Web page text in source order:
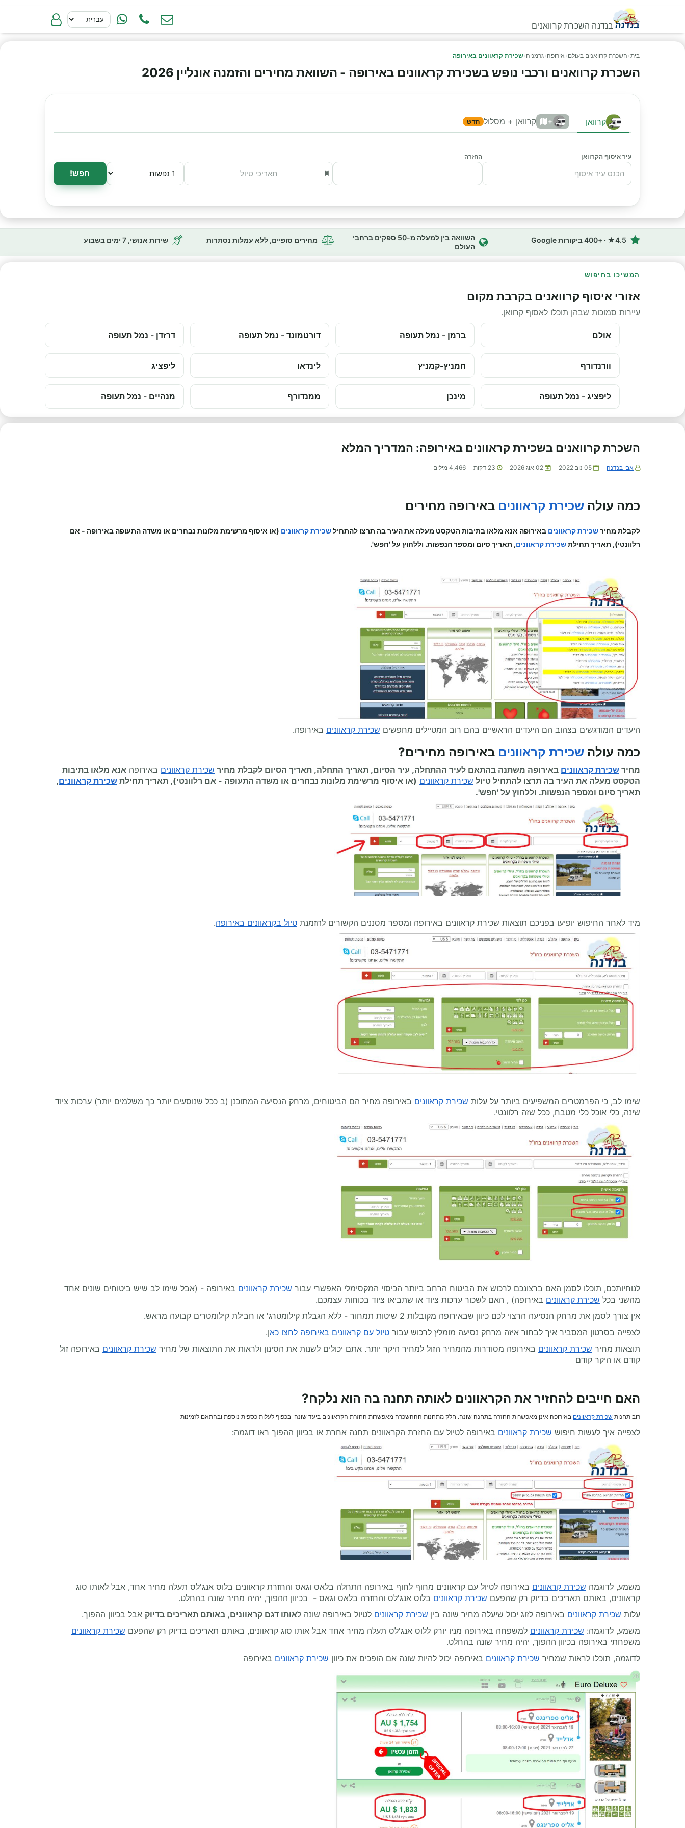
בנדנה השכרת קרוואנים
בית› השכרת קרוואנים בעולם › אירופה ›גרמניה ›שכירת קראוונים באירופה
השכרת קרוואנים ורכבי נופש בשכירת קראוונים באירופה - השוואת מחירים והזמנה אונליין 2026
קרוואן + קרוואן + מסלול חדש
עיר איסוף הקרוואן החזרה
חפש!
4.5★ · +400 ביקורות Google
השוואה בין למעלה מ-50 ספקים ברחבי
העולם
מחירים סופיים, ללא עמלות נסתרות שירות אנושי, 7 ימים בשבוע
המשיכו בחיפוש
אזורי איסוף קרוואנים בקרבת מקום
עיירות סמוכות שבהן תוכלו לאסוף קרוואן.
אולם ברמן - נמל תעופה דורטמונד - נמל תעופה דרזדן - נמל תעופה
וורנדורף חמניץ-קמניץ לינדאו ליפציג
ליפציג - נמל תעופה מינכן ממנדורף מנהיים - נמל תעופה
השכרת קרוואנים בשכירת קראוונים באירופה: המדריך המלא
אבי בנדנה 05 נוב 2022 02 אוג 2026 23 דקות 4,466 מילים
כמה עולה שכירת קראוונים באירופה מחירים
לקבלת מחירשכירת קראוונים באירופה אנא מלאו בתיבות הטקסט מעלה את העיר בה תרצו להתחילשכירת קראוונים (או איסוף מרשימת מלונות נבחרים או משדה התעופה באירופה - אם
רלוונטי), תאריך תחילתשכירת קראוונים, תאריך סיום ומספר הנפשות. וללחוץ על 'חפש'.
היעדים המודגשים בצהוב הם היעדים הראשיים בהם רוב המטיילים מחפשים שכירת קראוונים באירופה.
כמה עולה שכירת קראוונים באירופה מחירים?
מחיר שכירת קראוונים באירופה משתנה בהתאם לעיר ההתחלה, עיר הסיום, תאריך התחלה, תאריך הסיום לקבלת מחיר שכירת קראוונים באירופה אנא מלאו בתיבות
הטקסט מעלה את העיר בה תרצו להתחיל טיול שכירת קראוונים (או איסוף מרשימת מלונות נבחרים או משדה התעופה - אם רלוונטי), תאריך תחילת שכירת קראוונים,
תאריך סיום ומספר הנפשות. וללחוץ על 'חפש'.
מיד לאחר החיפוש יופיעו בפניכם תוצאות שכירת קראוונים באירופה ומספר מסננים הקשורים להזמנת טיול בקראוונים באירופה.
שימו לב, כי הפרמטרים המשפיעים ביותר על עלות שכירת קראוונים באירופה מחיר הם הביטוחים, מרחק הנסיעה המתוכנן (ב ככל שנוסעים יותר כך משלמים יותר) ערכות ציוד
שינה, כלי אוכל כלי מטבח, ככל שזה רלוונטי.
לנוחיותכם, תוכלו לסמן האם ברצונכם לרכוש את הביטוח הרחב ביותר הכיסוי המקסימלי האפשרי עבור שכירת קראוונים באירופה - (אבל שימו לב שיש ביטוחים שונים אחד
מהשני בכל שכירת קראוונים באירופה) , האם לשכור ערכות ציוד או שתביאו ציוד בכוחות עצמכם.
אין צורך לסמן את מרחק הנסיעה הרצוי לכם כיוון שבאירופה מקובלות 2 שיטות תמחור - ללא הגבלת קילומטרג' או חבילת קילומטרים קבועה מראש.
לצפייה בסרטון המסביר איך לבחור איזה מרחק נסיעה מומלץ לרכוש עבור טיול עם קראוונים באירופה לחצו כאן.
תוצאות מחיר שכירת קראוונים באירופה מסודרות מהמחיר הזול למחיר היקר יותר. אתם יכולים לשנות את הסינון ולראות את התוצאות של מחיר שכירת קראוונים באירופה זול
קודם או היקר קודם
האם חייבים להחזיר את הקראוונים לאותה תחנה בה הוא נלקח?
רוב תחנותשכירת קראוונים באירופה אינן מאפשרות החזרה בתחנה שונה. חלק מתחנות הההשכרה מאפשרות החזרת הקראוונים ביעד שונה בכפוף לעלות כספית נוספת ובהתאם לזמינות
לצפייה איך לעשות חיפוש שכירת קראוונים באירופה לטיול עם החזרת הקראוונים תחנה אחרת או בכיוון ההפוך ראו דוגמה:
משמע, לדוגמה שכירת קראוונים באירופה לטיול עם קראוונים מחוף לחוף באירופה התחלה בלאס וגאס והחזרת קראוונים בלוס אנג'לס תעלה מחיר אחד, אבל לאותו סוג
קראוונים, באותם תאריכים בדיוק רק שהפעם שכירת קראוונים בלוס אנג'לס והחזרה בלאס וגאס - בכיוון ההפוך, יהיה מחיר שונה בהחלט.
עלות שכירת קראוונים באירופה לזוג יכול שיעלה מחיר שונה בין שכירת קראוונים לטיול באירופה שונה לאותו דגם קראוונים, באותם תאריכים בדיוק אבל בכיוון ההפוך.
משמע, לדוגמה: שכירת קראוונים למשפחה באירופה מניו יורק ללוס אנג'לס תעלה מחיר אחד אבל אותו סוג קראוונים, באותם תאריכים בדיוק רק שהפעם שכירת קראוונים
משפחתי באירופה בכיוון ההפוך, יהיה מחיר שונה בהחלט.
לדוגמה, תוכלו לראות שמחיר שכירת קראוונים באירופה יכול להיות שונה אם הופכים את כיוון שכירת קראוונים באירופה